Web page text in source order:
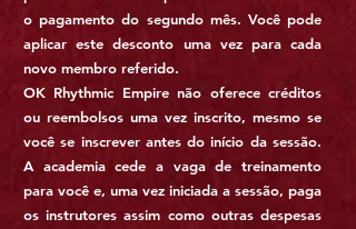
o pagamento do segundo mês. Você pode
aplicar este desconto uma vez para cada
novo membro referido.
OK Rhythmic Empire não oferece créditos
ou reembolsos uma vez inscrito, mesmo se
você se inscrever antes do início da sessão.
A academia cede a vaga de treinamento
para você e, uma vez iniciada a sessão, paga
os instrutores assim como outras despesas